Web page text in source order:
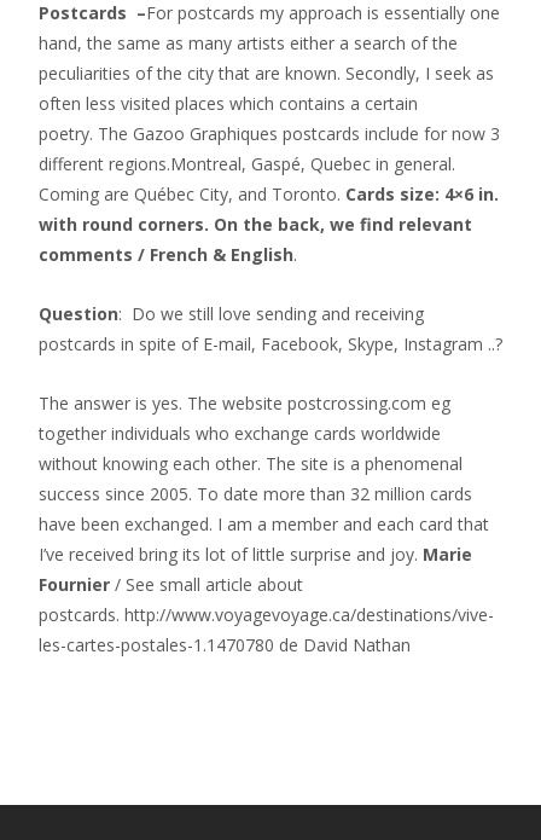
Postcards –For postcards my approach is essentially one
hand, the same as many artists either a search of the
peculiarities of the city that are known. Secondly, I seek as
often less visited places which contains a certain
poetry. The Gazoo Graphiques postcards include for now 3
different regions.Montreal, Gaspé, Quebec in general.
Coming are Québec City, and Toronto. Cards size: 4×6 in.
with round corners. On the back, we find relevant
comments / French & English.
Question: Do we still love sending and receiving
postcards in spite of E-mail, Facebook, Skype, Instagram ..?
The answer is yes. The website postcrossing.com eg
together individuals who exchange cards worldwide
without knowing each other. The site is a phenomenal
success since 2005. To date more than 32 million cards
have been exchanged. I am a member and each card that
I’ve received bring its lot of little surprise and joy. Marie
Fournier / See small article about
postcards. http://www.voyagevoyage.ca/destinations/vive-
les-cartes-postales-1.1470780 de David Nathan